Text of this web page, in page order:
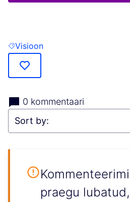
Filter results for: Visioon
Visioon
0 kommentaari
praegu